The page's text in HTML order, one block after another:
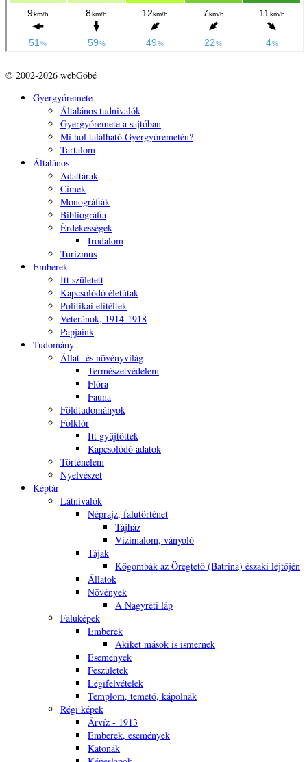
© 2002-2026 webGóbé
Gyergyóremete
Általános tudnivalók
Gyergyóremete a sajtóban
Mi hol található Gyergyóremetén?
Tartalom
Általános
Adattárak
Címek
Monográfiák
Bibliográfia
Érdekességek
Irodalom
Turizmus
Emberek
Itt született
Kapcsolódó életútak
Politikai elítéltek
Veteránok, 1914-1918
Papjaink
Tudomány
Állat- és növényvilág
Természetvédelem
Flóra
Fauna
Földtudományok
Folklór
Itt gyűjtötték
Kapcsolódó adatok
Történelem
Nyelvészet
Képtár
Látnivalók
Néprajz, falutörténet
Tájház
Vízimalom, ványoló
Tájak
Kőgombák az Öregtető (Batrina) északi lejtőjén
Állatok
Növények
A Nagyréti láp
Faluképek
Emberek
Akiket mások is ismernek
Események
Feszületek
Légifelvételek
Templom, temető, kápolnák
Régi képek
Árvíz - 1913
Emberek, események
Katonák